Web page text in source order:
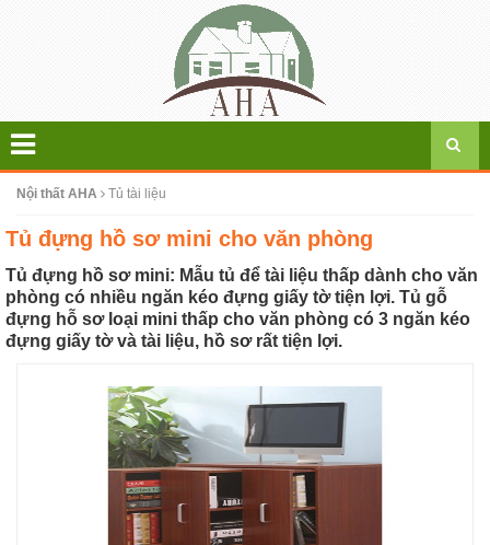
Nội thất AHA Tủ tài liệu
Tủ đựng hồ sơ mini cho văn phòng
Tủ đựng hồ sơ mini: Mẫu tủ để tài liệu thấp dành cho văn
phòng có nhiều ngăn kéo đựng giấy tờ tiện lợi. Tủ gỗ
đựng hỗ sơ loại mini thấp cho văn phòng có 3 ngăn kéo
đựng giấy tờ và tài liệu, hồ sơ rất tiện lợi.